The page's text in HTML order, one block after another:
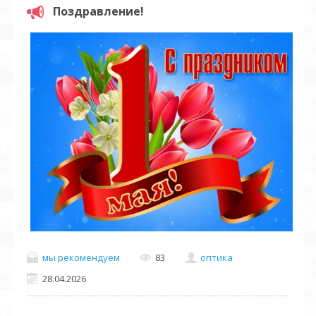
Поздравление!
мы рекомендуем 83
оптика
28.04.2026